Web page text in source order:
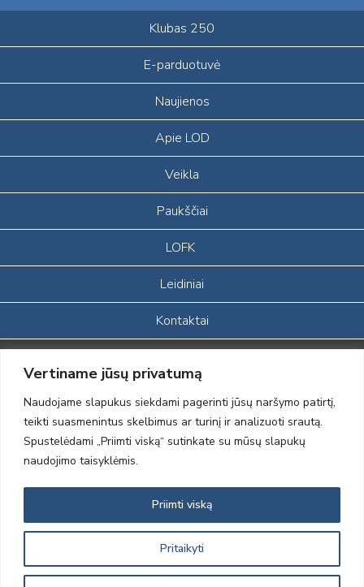
Vertiname jūsų privatumą
Naudojame slapukus siekdami pagerinti jūsų naršymo patirtį,
teikti suasmenintus skelbimus ar turinį ir analizuoti srautą.
Spustelėdami „Priimti viską“ sutinkate su mūsų slapukų
naudojimo taisyklėmis.
Pritaikyti
Priimti viską
Klubas 250
E-parduotuvė
Naujienos
Apie LOD
Veikla
Paukščiai
LOFK
Leidiniai
Kontaktai
Portalas sukurtas įgyvendinant Lietuvos Respublikos, Europos
ekonominės erdvės ir Norvegijos finansinių mechanizmų iš dalies
finansuojamą paprojektį
„LOD visuomeninės /gamtosauginės veiklos sustiprinimas ir įvaizdžio
formavimas įtraukiant visuomenę į aplinkosauginių tyrimų veiklą“
(paprojekčio
įgyvendinimo sutarties numeris 2004-LT0008-NVO-1EEE/NOR-02-
2012 © Lietuvos Ornitologų Draugija © 2014, Visos teisės saugomos